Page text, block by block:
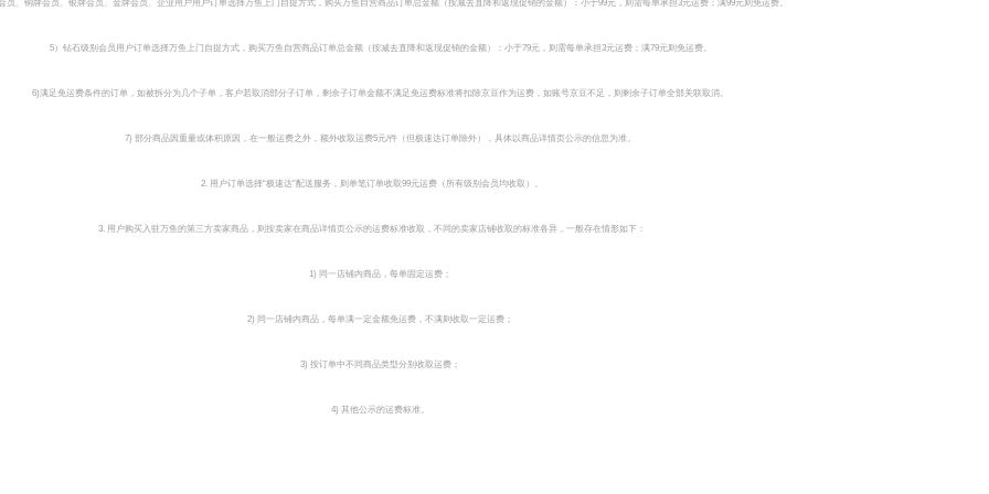
员、铜牌会员、银牌会员、金牌会员、企业用户用户订单选择万鱼上门自提方式，购买万鱼自营商品订单总金额（按减去直降和返现促销的金额）：小于99元，则需每单承担3元运费；满99元则免运费。
5）钻石级别会员用户订单选择万鱼上门自提方式，购买万鱼自营商品订单总金额（按减去直降和返现促销的金额）：小于79元，则需每单承担3元运费；满79元则免运费。
6)满足免运费条件的订单，如被拆分为几个子单，客户若取消部分子订单，剩余子订单金额不满足免运费标准将扣除京豆作为运费，如账号京豆不足，则剩余子订单全部关联取消。
7) 部分商品因重量或体积原因，在一般运费之外，额外收取运费5元/件（但极速达订单除外），具体以商品详情页公示的信息为准。
2. 用户订单选择“极速达”配送服务，则单笔订单收取99元运费（所有级别会员均收取）。
3. 用户购买入驻万鱼的第三方卖家商品，则按卖家在商品详情页公示的运费标准收取，不同的卖家店铺收取的标准各异，一般存在情形如下：
1) 同一店铺内商品，每单固定运费；
2) 同一店铺内商品，每单满一定金额免运费，不满则收取一定运费；
3) 按订单中不同商品类型分别收取运费；
4) 其他公示的运费标准。